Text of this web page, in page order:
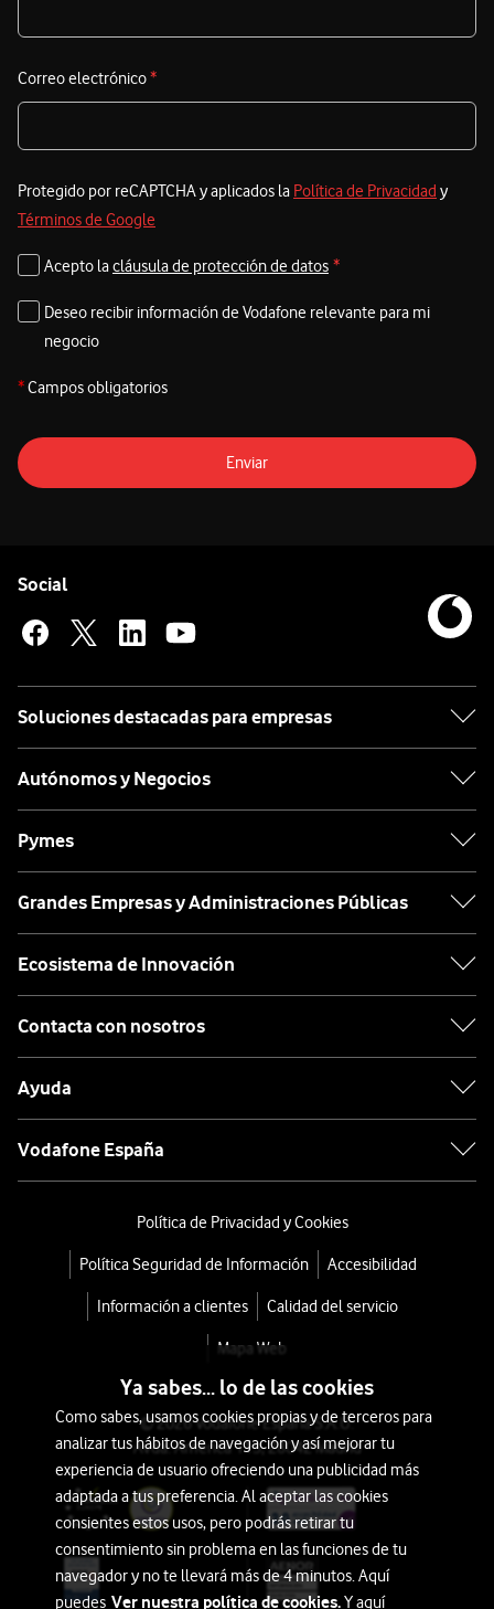
Correo electrónico*
Protegido por reCAPTCHA y aplicados la Política de Privacidad y
Términos de Google
Acepto lacláusula de protección de datos *
Deseo recibir información de Vodafone relevante para mi
negocio
*Campos obligatorios
Enviar
Social
Soluciones destacadas para empresas
Autónomos y Negocios
Pymes
Grandes Empresas y Administraciones Públicas
Ecosistema de Innovación
Contacta con nosotros
Ayuda
Vodafone España
Política de Privacidad y Cookies
Política Seguridad de Información Accesibilidad
Información a clientes Calidad del servicio
Mapa Web
© 2026 Vodafone España S.A.U.
Avda. América 115, 28042 Madrid
Ya sabes... lo de las cookies
Como sabes, usamos cookies propias y de terceros para
analizar tus hábitos de navegación y así mejorar tu
experiencia de usuario ofreciendo una publicidad más
adaptada a tus preferencia. Al aceptar las cookies
consientes estos usos, pero podrás retirar tu
consentimiento sin problema en las funciones de tu
navegador y no te llevará más de 4 minutos. Aquí
puedes Ver nuestra política de cookies.Y aquí